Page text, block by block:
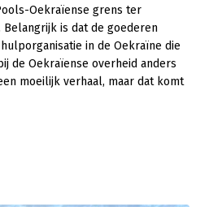
Oekraïense grens ter
Belangrijk is dat de goederen
in de Oekraïne die
de Oekraïense overheid anders
moeilijk verhaal, maar dat komt